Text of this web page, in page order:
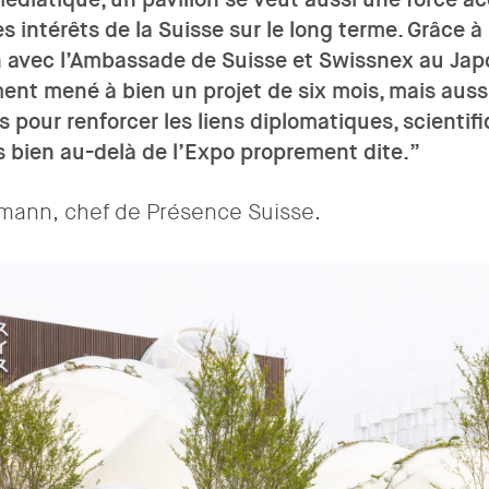
intérêts de la Suisse sur le long terme. Grâce
l’Ambassade de Suisse et Swissnex au
mené à bien un projet de six mois, mais
pour renforcer les liens diplomatiques,
bien au-delà de l’Expo proprement dite.
chef de Présence Suisse.